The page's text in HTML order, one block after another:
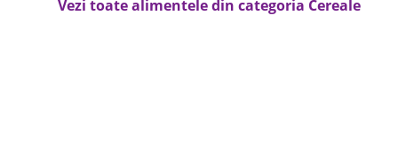
Vezi toate alimentele din categoria Cereale